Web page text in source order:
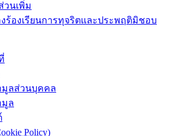
วนเพิ่ม
งร้องเรียนการทุจริตและประพฤติมิชอบ
มูลส่วนบุคคล
มูล
Policy)